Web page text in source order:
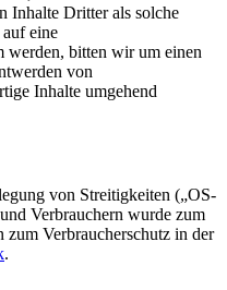
Inhalte Dritter als solche
eine
werden, bitten wir um einen
von
Inhalte umgehend
von Streitigkeiten („OS-
Verbrauchern wurde zum
Verbraucherschutz in der
.